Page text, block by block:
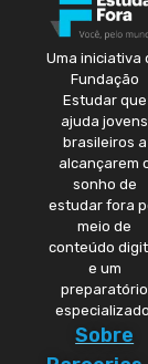
Uma iniciativa
Fundação
Estudar que
ajuda jovens
brasileiros a
alcançarem
sonho de
estudar fora
meio de
conteúdo
e um
preparatório
Sobre